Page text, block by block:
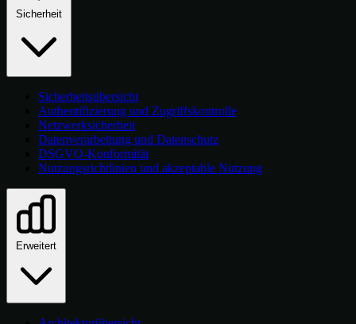
Sicherheit
Sicherheitsübersicht
Authentifizierung und Zugriffskontrolle
Netzwerksicherheit
Datenverarbeitung und Datenschutz
DSGVO-Konformität
Nutzungsrichtlinien und akzeptable Nutzung
Erweitert